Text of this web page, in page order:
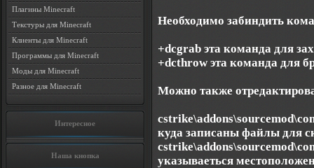
Плагины Minecraft
Текстуры для Minecraft
Клиенты для Minecraft
Программы для Minecraft
Моды для Minecraft
Разное для Minecraft
Интересное
Наша кнопка
Необходимо забиндить
+dcgrab эта команда для
+dcthrow эта команда для
Можно также
куда записаны файлы для
указываеться